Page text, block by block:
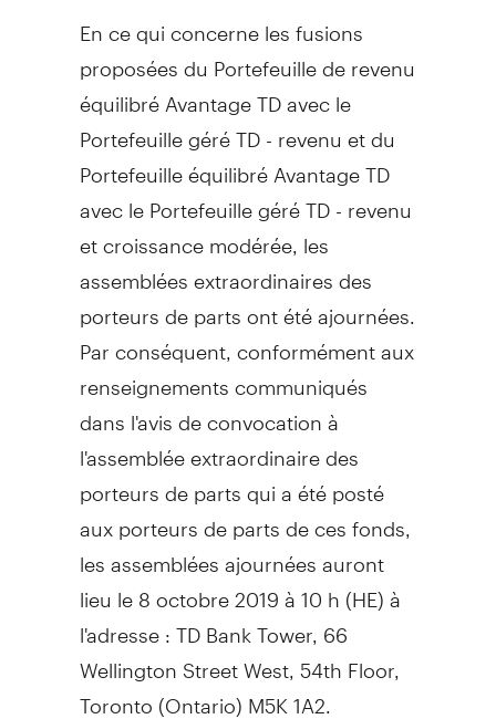
En ce qui concerne les fusions
proposées du Portefeuille de revenu
équilibré Avantage TD avec le
Portefeuille géré TD - revenu et du
Portefeuille équilibré Avantage TD
avec le Portefeuille géré TD - revenu
et croissance modérée, les
assemblées extraordinaires des
porteurs de parts ont été ajournées.
Par conséquent, conformément aux
renseignements communiqués
dans l'avis de convocation à
l'assemblée extraordinaire des
porteurs de parts qui a été posté
aux porteurs de parts de ces fonds,
les assemblées ajournées auront
lieu le 8 octobre 2019 à 10 h (HE) à
l'adresse : TD Bank Tower, 66
Wellington Street West, 54th Floor,
Toronto(Ontario) M5K 1A2.